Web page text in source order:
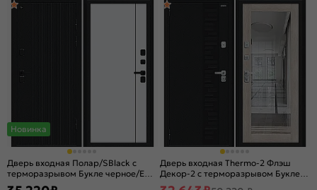
Новинка
Дверь входная Полар/SBlack с
терморазрывом Букле черное/EX
White Matt, 2 замка, с ночной
Дверь входная Thermo-2 Флэш
Декор-2 с терморазрывом Букле
черное/Cappuccino Veralinga, с